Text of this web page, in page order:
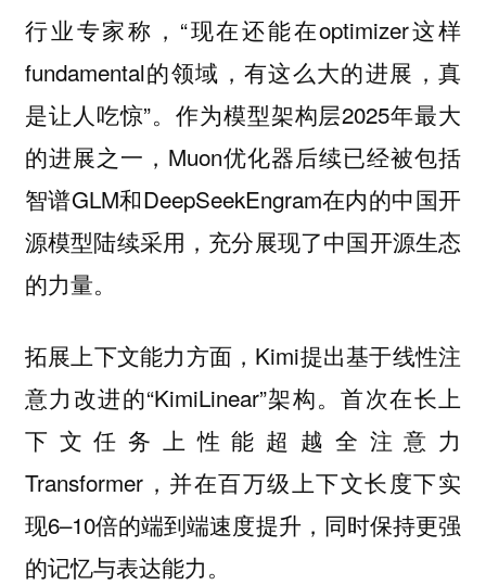
行业专家称，“现在还能在optimizer这样
fundamental的领域，有这么大的进展，真
是让人吃惊”。作为模型架构层2025年最大
的进展之一，Muon优化器后续已经被包括
智谱GLM和DeepSeekEngram在内的中国开
源模型陆续采用，充分展现了中国开源生态
的力量。
拓展上下文能力方面，Kimi提出基于线性注
意力改进的“KimiLinear”架构。首次在长上
下文任务上性能超越全注意力
Transformer，并在百万级上下文长度下实
现6–10倍的端到端速度提升，同时保持更强
的记忆与表达能力。